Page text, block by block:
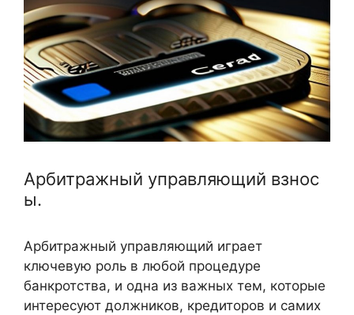
Арбитражный управляющий взнос
ы.
Арбитражный управляющий играет
ключевую роль в любой процедуре
банкротства, и одна из важных тем, которые
интересуют должников, кредиторов и самих